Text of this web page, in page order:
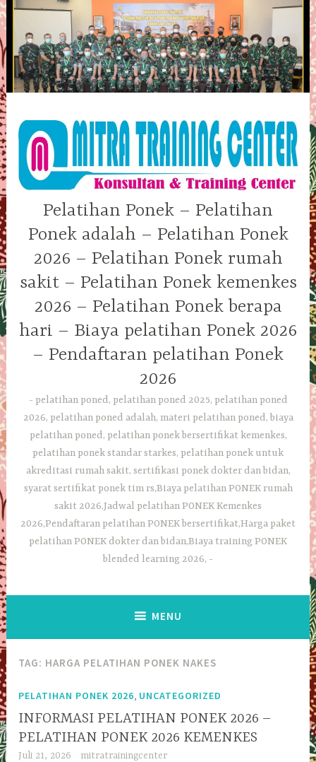
Skip
to
content
Pelatihan Ponek – Pelatihan
Ponek adalah – Pelatihan Ponek
2026 – Pelatihan Ponek rumah
sakit – Pelatihan Ponek kemenkes
2026 – Pelatihan Ponek berapa
hari – Biaya pelatihan Ponek 2026
– Pendaftaran pelatihan Ponek
2026
pelatihan poned, pelatihan poned 2025, pelatihan poned
2026, pelatihan poned adalah, materi pelatihan poned, biaya
pelatihan poned, pelatihan ponek bersertifikat kemenkes,
pelatihan ponek standar starkes, pelatihan ponek untuk
akreditasi rumah sakit, sertifikasi ponek dokter dan bidan,
syarat sertifikat ponek tim rs,Biaya pelatihan PONEK rumah
sakit 2026,Jadwal pelatihan PONEK Kemenkes
2026,Pendaftaran pelatihan PONEK bersertifikat,Harga paket
pelatihan PONEK dokter dan bidan,Biaya training PONEK
blended learning 2026,
MENU
TAG: HARGA PELATIHAN PONEK NAKES
PELATIHAN PONEK 2026, UNCATEGORIZED
INFORMASI PELATIHAN PONEK 2026 –
PELATIHAN PONEK 2026 KEMENKES
Juli 21, 2026 mitratrainingcenter